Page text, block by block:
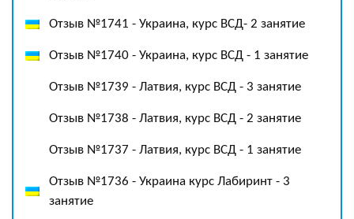
Отзыв №1741 - Украина, курс ВСД- 2 занятие
Отзыв №1740 - Украина, курс ВСД - 1 занятие
Отзыв №1739 - Латвия, курс ВСД - 3 занятие
Отзыв №1738 - Латвия, курс ВСД - 2 занятие
Отзыв №1737 - Латвия, курс ВСД - 1 занятие
Отзыв №1736 - Украина курс Лабиринт - 3
занятие